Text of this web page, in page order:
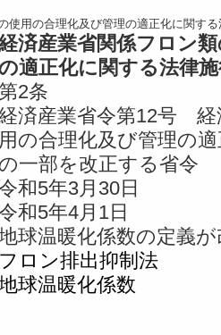
使用の合理化及び管理の適正化に関す
済産業省関係フロン
の適正化に関する法律
2条
済産業省令第12号 経
用の合理化及び管理の
一部を改正する省令
和5年3月30日
和5年4月1日
球温暖化係数の定義
フロン排出抑制法
球温暖化係数